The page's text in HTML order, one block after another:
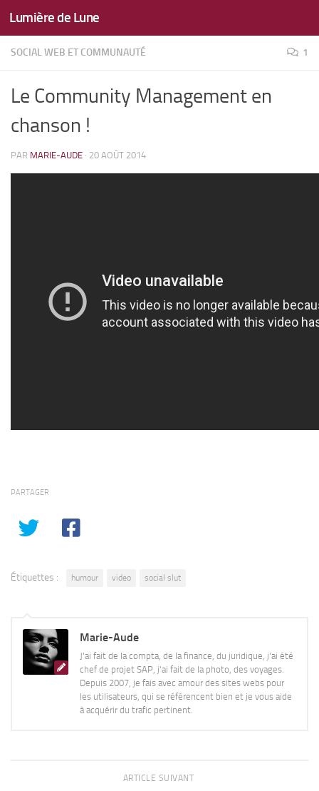
Skip to content
Lumière de Lune
SOCIAL WEB ET COMMUNAUTÉ 1
Le Community Management en
chanson !
PAR MARIE-AUDE · 20 AOÛT 2014
PARTAGER
Étiquettes : humour video social slut
Marie-Aude
J'ai fait de la compta, de la finance, du juridique, j'ai été
chef de projet SAP, j'ai fait de la photo, des voyages.
Depuis 2007, je fais avec amour des sites webs pour
les utilisateurs, qui se référencent bien et je vous aide
à acquérir du trafic pertinent.
ARTICLE SUIVANT